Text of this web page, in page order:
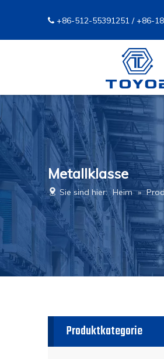
 +86-512-55391251 / +86-
Metallklasse
Sie sind hier: Heim »
Produktkategorie